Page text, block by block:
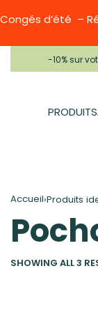
Congés d’été –
-10% sur
PRODUITS
Accueil›Produits
SHOWING ALL 3